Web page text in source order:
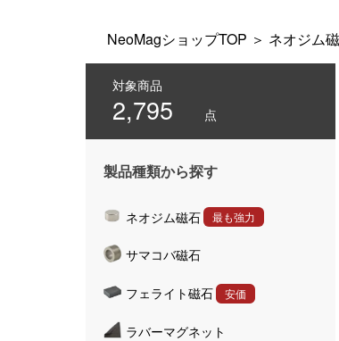
ネオジムボンド磁石
ネオジフック
多用途吸着バー
マグネット吸着器
ハンドマグネット
マグネットキャッチャ
磁気活水器
磁気計測器
NeoMagショップTOP ＞ ネオジム
対象商品
2,795 点
製品種類から探す
ネオジム磁石 最も強力
サマコバ磁石
フェライト磁石 安価
ラバーマグネット